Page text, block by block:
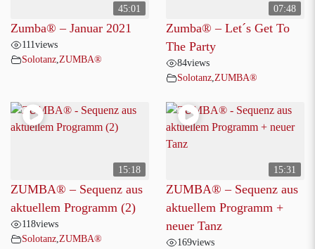
45:01
Zumba® – Januar 2021
111views
Solotanz,ZUMBA®
07:48
Zumba® – Let´s Get To
The Party
84views
Solotanz,ZUMBA®
15:18
ZUMBA® – Sequenz aus
aktuellem Programm (2)
118views
Solotanz ZUMBA®
15:31
ZUMBA® – Sequenz aus
aktuellem Programm +
neuer Tanz
169views